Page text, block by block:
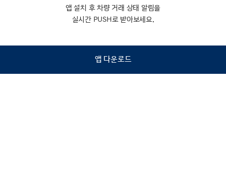
검색
앱 설치 후 차량 거래 상태 알림을
실시간 PUSH로 받아보세요.
앱 다운로드